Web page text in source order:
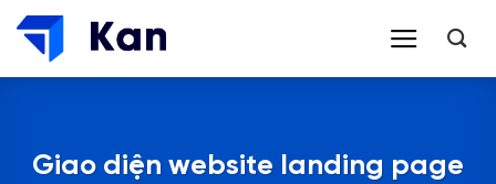
Bỏ
qua
nội
Giao diện website landing page